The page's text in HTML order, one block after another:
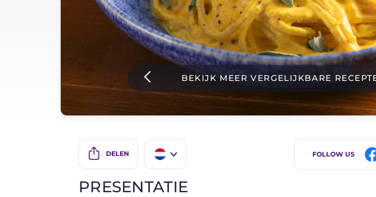
Instagram
BEKIJK MEER VERGELIJKBARE
DELEN FOLLOW US
PRESENTATIE